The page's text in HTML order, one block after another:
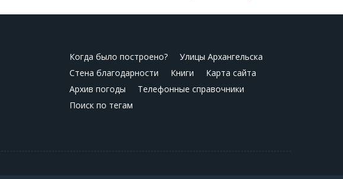
Когда было построено?
Улицы Архангельска
Стена благодарности
Книги
Карта сайта
Архив погоды
Телефонные справочники
Поиск по тегам